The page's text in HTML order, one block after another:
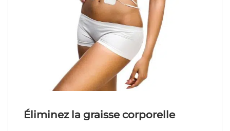
Éliminez la graisse corporelle